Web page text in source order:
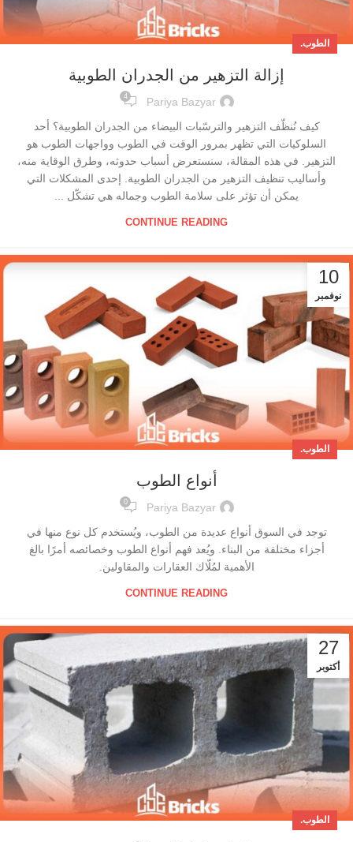
الطوب.
إزالة التزهير من الجدران الطوبية
Pariya Bazyar
4
كيف نُنظّف التزهير والترسّبات البيضاء من الجدران الطوبية؟ أحد
السلوكيات التي تظهر بمرور الوقت في الطوب وواجهات الطوب هو
التزهير. في هذه المقالة، سنستعرض أسباب حدوثه، وطرق الوقاية منه،
وأساليب تنظيف التزهير من الجدران الطوبية. إحدى المشكلات التي
يمكن أن تؤثر على سلامة الطوب وجماله هي تشكّل ...
CONTINUE READING
10
نوفمبر
الطوب.
أنواع الطوب
Pariya Bazyar
0
توجد في السوق أنواع عديدة من الطوب، ويُستخدم كل نوع منها في
أجزاء مختلفة من البناء. ويُعد فهم أنواع الطوب وخصائصه أمرًا بالغ
الأهمية لمُلّاك العقارات والمقاولين.
CONTINUE READING
27
أكتوبر
الطوب.